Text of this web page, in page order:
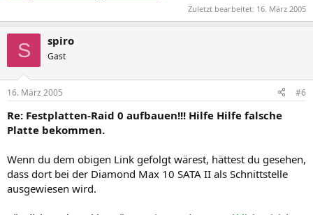
Zuletzt bearbeitet: 16. März 2005
S spiro
Gast
16. März 2005 #6
Re: Festplatten-Raid 0 aufbauen!!! Hilfe Hilfe falsche
Platte bekommen.
Wenn du dem obigen Link gefolgt wärest, hättest du gesehen,
dass dort bei der Diamond Max 10 SATA II als Schnittstelle
ausgewiesen wird.